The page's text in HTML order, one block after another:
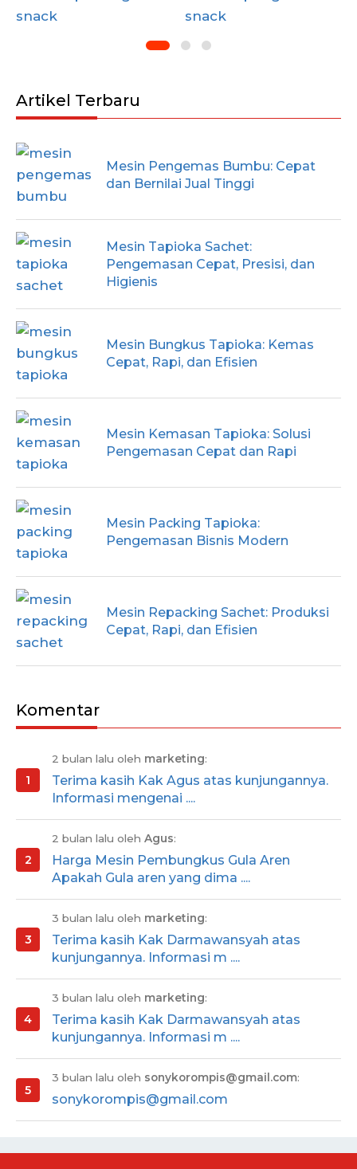
Artikel Terbaru
Mesin Pengemas Bumbu: Cepat
dan Bernilai Jual Tinggi
Mesin Tapioka Sachet:
Pengemasan Cepat, Presisi, dan
Higienis
Mesin Bungkus Tapioka: Kemas
Cepat, Rapi, dan Efisien
Mesin Kemasan Tapioka: Solusi
Pengemasan Cepat dan Rapi
Mesin Packing Tapioka:
Pengemasan Bisnis Modern
Mesin Repacking Sachet: Produksi
Cepat, Rapi, dan Efisien
Komentar
2 bulan lalu oleh marketing:
Terima kasih Kak Agus atas kunjungannya.
Informasi mengenai ....
2 bulan lalu oleh Agus:
Harga Mesin Pembungkus Gula Aren
Apakah Gula aren yang dima ....
3 bulan lalu oleh marketing:
Terima kasih Kak Darmawansyah atas
kunjungannya. Informasi m ....
3 bulan lalu oleh marketing:
Terima kasih Kak Darmawansyah atas
kunjungannya. Informasi m ....
3 bulan lalu oleh sonykorompis@gmail.com:
sonykorompis@gmail.com